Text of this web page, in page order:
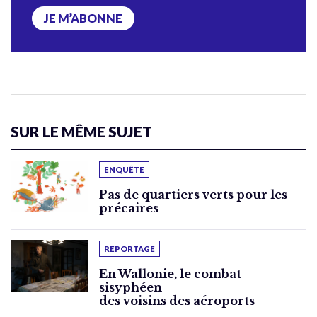
JE M’ABONNE
SUR LE MÊME SUJET
ENQUÊTE
Pas de quartiers verts pour les
précaires
REPORTAGE
En Wallonie, le combat
sisyphéen
des voisins des aéroports